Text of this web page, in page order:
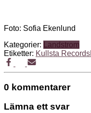
Foto: Sofia Ekenlund
Kategorier:
Landstrom
Etiketter: Kullsta Records
0 kommentarer
Lämna ett svar